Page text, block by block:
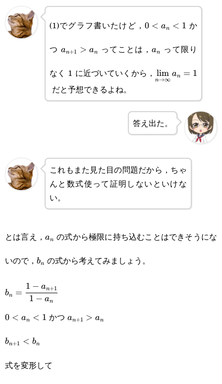
(1)でグラフ書いたけど，0 < an < 1 か
つan+1 > an ってことは，an って限り
なく 1 に近づいていくから，
n→∞
lim an = 1
だと予想できるよね。
答え出た。
これもまた見た目の問題だから，ちゃ
んと数式使って証明しないといけな
い。
とは言え， an の式から極限に持ち込むことはできそうにな
いので， b_n
bn の式から考えてみましょう。
b_n=\cfrac{1-
a_{n+1}}{1-
a_n}
bn =
1 − an
1 − an+1
0 < an < 1 かつ an+1 > an
b_{n+1}
bn+1 < bn
式を変形して